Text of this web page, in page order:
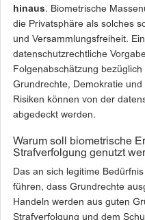
hinaus. Biometrische
die Privatsphäre als solches
und Versammlungsfreiheit.
datenschutzrechtliche
Folgenabschätzung
Grundrechte, Demokratie
Risiken können von der
abgedeckt werden.
Warum soll biometrische
Strafverfolgung genutzt
Das an sich legitime
führen, dass Grundrechte
Handeln werden aus guten
Strafverfolgung und dem